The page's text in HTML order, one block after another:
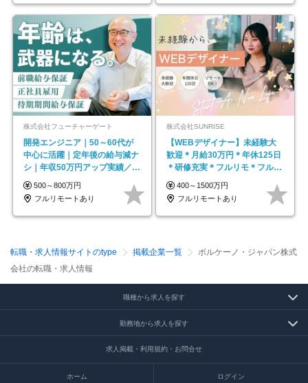
株式会社フューチャーゲート
開発エンジニア｜50～60代が
中心に活躍｜定年後の給与減ナ
シ｜年収50万円アップ実績／昇
給率92％（直近3年）
500～800万円
フルリモートあり
株式会社SUNRISE
【WEBデザイナー】未経験大
歓迎＊月給30万円＊年休125日
＊研修充実＊フルリモ＊フルフ
レックス＊
400～1500万円
フルリモートあり
転職・求人情報サイトのtype 掲載企業一覧
ボルケーノ・ジャパン株式
会社の転職・求人情報
職種から求人を探す
勤務地から求人を探す
求人掲載・利用規約・お問合せ
ホーム ログイン